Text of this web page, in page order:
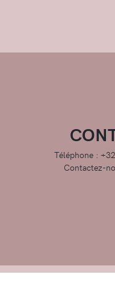
Téléphone :
Contactez-